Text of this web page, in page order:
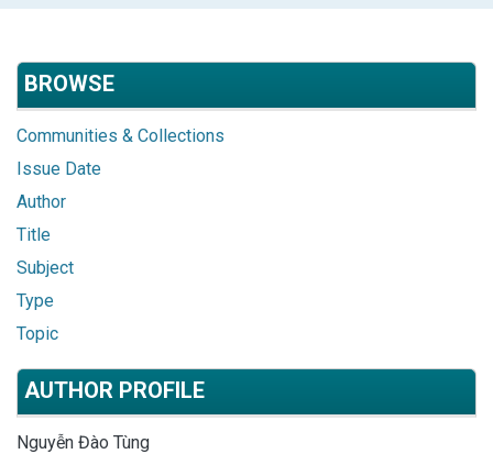
BROWSE
Communities & Collections
Issue Date
Author
Title
Subject
Type
Topic
AUTHOR PROFILE
Nguyễn Đào Tùng